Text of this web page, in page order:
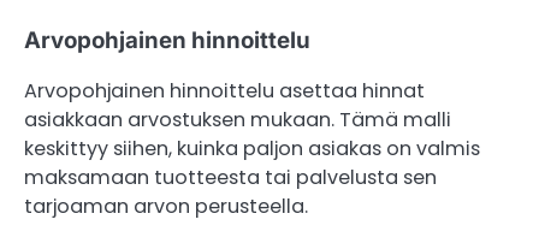
Arvopohjainen hinnoittelu
Arvopohjainen hinnoittelu asettaa hinnat
asiakkaan arvostuksen mukaan. Tämä malli
keskittyy siihen, kuinka paljon asiakas on valmis
maksamaan tuotteesta tai palvelusta sen
tarjoaman arvon perusteella.